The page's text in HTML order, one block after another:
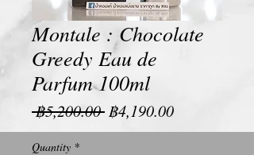
Montale : Chocolate
Greedy Eau de
Parfum 100ml
฿5,200.00 Regular
Price
฿4,190.00Sale
Price
Quantity *